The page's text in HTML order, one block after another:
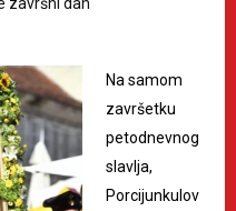
Na samom
završetku
petodnevnog
slavlja,
Porcijunkulov